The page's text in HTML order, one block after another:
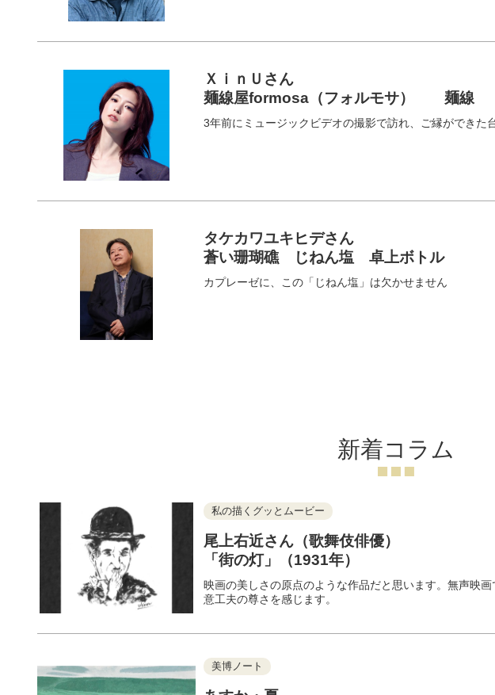
ＸｉｎＵさん
麺線屋formosa（フォルモサ） 麺線
3年前にミュージックビデオの撮影で訪れ、ご縁ができた台
タケカワユキヒデさん
蒼い珊瑚礁 じねん塩 卓上ボトル
カプレーゼに、この「じねん塩」は欠かせません
新着コラム
私の描くグッとムービー
尾上右近さん（歌舞伎俳優）
「街の灯」（1931年）
映画の美しさの原点のような作品だと思います。無声映
意工夫の尊さを感じます。
美博ノート